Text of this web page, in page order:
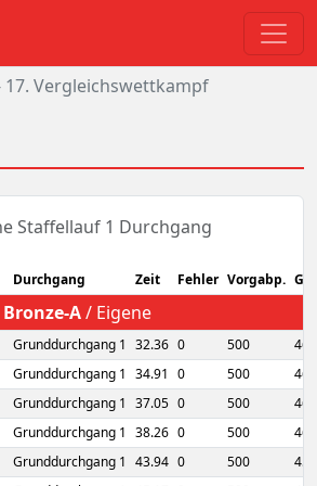
17. Vergleichswettkampf
Staffellauf 1 Durchgang
Durchgang Zeit Fehler Vorgabp.
Bronze-A/ Eigene
Grunddurchgang 1 32.36 0 500
Grunddurchgang 1 34.91 0 500
Grunddurchgang 1 37.05 0 500
Grunddurchgang 1 38.26 0 500
Grunddurchgang 1 43.94 0 500